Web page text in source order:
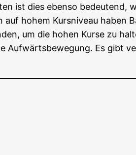
ist dies eben­so bedeu­tend,
hohem Kurs­ni­veau haben
um die hohen Kur­se zu
Auf­wärts­be­we­gung. Es gibt